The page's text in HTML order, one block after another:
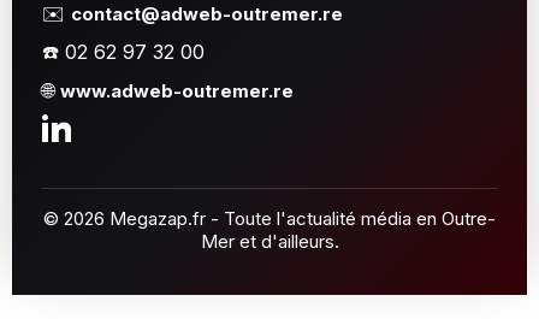
✉️ contact@adweb-outremer.re
☎️ 02 62 97 32 00
🌐www.adweb-outremer.re
© 2026 Megazap.fr - Toute l'actualité média en Outre-
Mer et d'ailleurs.